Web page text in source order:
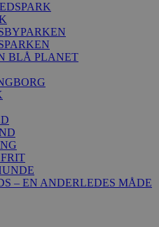
BLÅ PLANET
– EN ANDERLEDES MÅDE